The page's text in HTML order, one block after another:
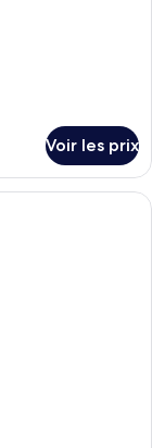
Voir les prix